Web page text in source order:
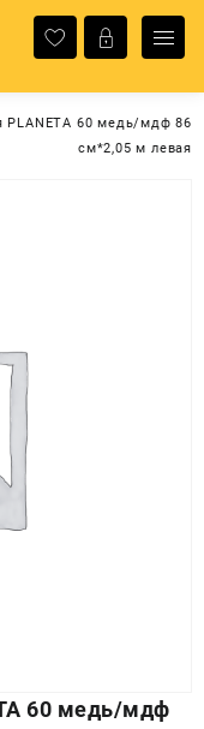
PLANETA 60 медь/мдф 86
см*2,05 м левая
60 медь/мдф